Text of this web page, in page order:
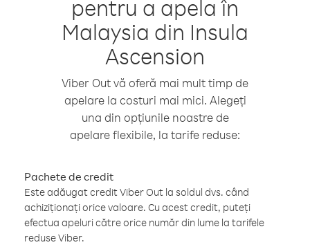
pentru a apela în
Malaysia din Insula
Ascension
Viber Out vă oferă mai mult timp de
apelare la costuri mai mici. Alegeți
una din opțiunile noastre de
apelare flexibile, la tarife reduse:
Pachete de credit
Este adăugat credit Viber Out la soldul dvs. când
achiziționați orice valoare. Cu acest credit, puteți
efectua apeluri către orice număr din lume la tarifele
reduse Viber.